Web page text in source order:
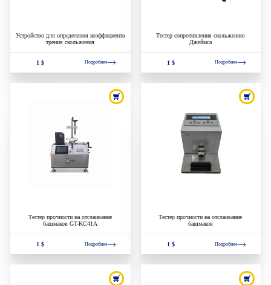
Устройство для определения коэффициента
трения скольжения
1 $ Подробнее
Тестер сопротивления скольжению
Джеймса
1 $ Подробнее
Тестер прочности на отслаивание
башмаков GT-KC41A
1 $ Подробнее
Тестер прочности на отслаивание
башмаков
1 $ Подробнее